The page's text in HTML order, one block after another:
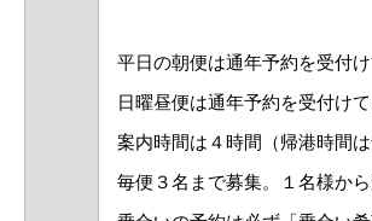
平日の朝便は通年予約を受付け
日曜昼便は通年予約を受付けて
案内時間は４時間（帰港時間
毎便３名まで募集。１名様から